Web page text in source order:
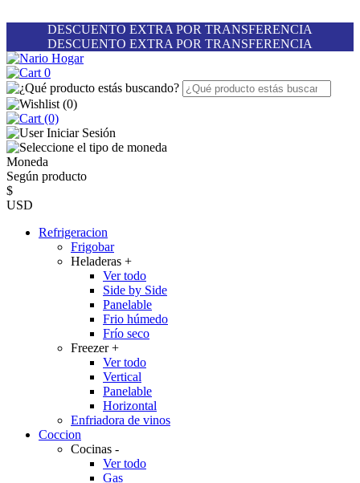
DESCUENTO EXTRA POR TRANSFERENCIA
DESCUENTO EXTRA POR TRANSFERENCIA
0
(0)
(0)
Iniciar Sesión
Moneda
Según producto
$
USD
Refrigeracion
Frigobar
Heladeras +
Ver todo
Side by Side
Panelable
Frio húmedo
Frío seco
Freezer+
Ver todo
Vertical
Panelable
Horizontal
Enfriadora de vinos
Coccion
Cocinas -
Ver todo
Gas